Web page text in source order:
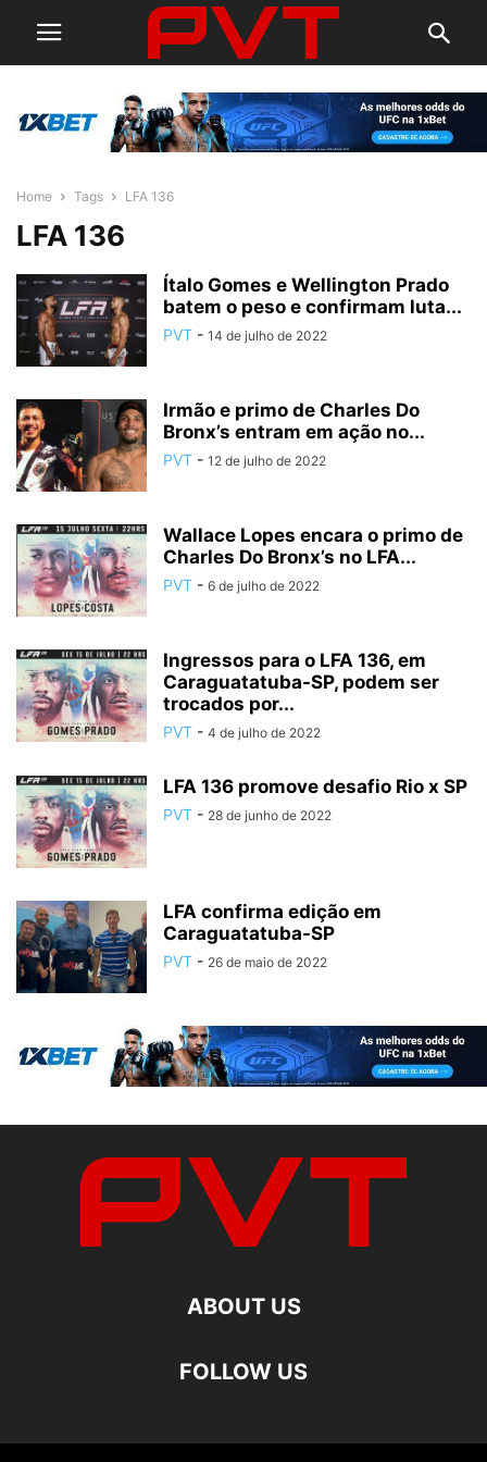
Home Tags LFA 136
LFA 136
Ítalo Gomes e Wellington Prado
batem o peso e confirmam luta...
PVT - 14 de julho de 2022
Irmão e primo de Charles Do
Bronx’s entram em ação no...
PVT - 12 de julho de 2022
Wallace Lopes encara o primo de
Charles Do Bronx’s no LFA...
PVT - 6 de julho de 2022
Ingressos para o LFA 136, em
Caraguatatuba-SP, podem ser
trocados por...
PVT - 4 de julho de 2022
LFA 136 promove desafio Rio x SP
PVT - 28 de junho de 2022
LFA confirma edição em
Caraguatatuba-SP
PVT - 26 de maio de 2022
ABOUT US
FOLLOW US